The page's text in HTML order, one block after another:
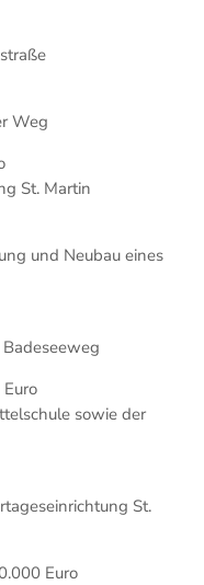
Weg
St. Martin
und Neubau eines
sowie der
St.
Euro